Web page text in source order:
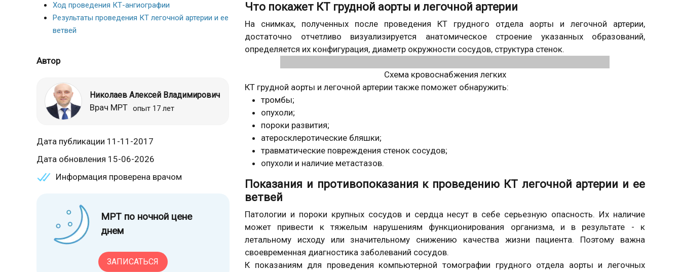
Ход проведения КТ-ангиографии
Результаты проведения КТ легочной артерии и ее
ветвей
Автор
Николаев Алексей Владимирович
Врач МРТ опыт 17 лет
Дата публикации 11-11-2017
Дата обновления 15-06-2026
Информация проверена врачом
МРТ по ночной цене
днем
ЗАПИСАТЬСЯ
Что покажет КТ грудной аорты и легочной артерии
На снимках, полученных после проведения КТ грудного отдела аорты и легочной артерии,
достаточно отчетливо визуализируется анатомическое строение указанных образований,
определяется их конфигурация, диаметр окружности сосудов, структура стенок.
Схема кровоснабжения легких
КТ грудной аорты и легочной артерии также поможет обнаружить:
тромбы;
опухоли;
пороки развития;
атеросклеротические бляшки;
травматические повреждения стенок сосудов;
опухоли и наличие метастазов.
Показания и противопоказания к проведению КТ легочной артерии и ее
ветвей
Патологии и пороки крупных сосудов и сердца несут в себе серьезную опасность. Их наличие
может привести к тяжелым нарушениям функционирования организма, и в результате - к
летальному исходу или значительному снижению качества жизни пациента. Поэтому важна
своевременная диагностика заболеваний сосудов.
К показаниям для проведения компьютерной томографии грудного отдела аорты и легочных